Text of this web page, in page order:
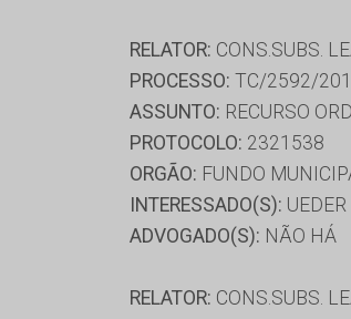
RELATOR: CONS.SUBS.
PROCESSO: TC/2592/
ASSUNTO: RECURSO
PROTOCOLO: 2321538
ORGÃO: FUNDO
INTERESSADO(S):
ADVOGADO(S): NÃO HÁ
RELATOR: CONS.SUBS.